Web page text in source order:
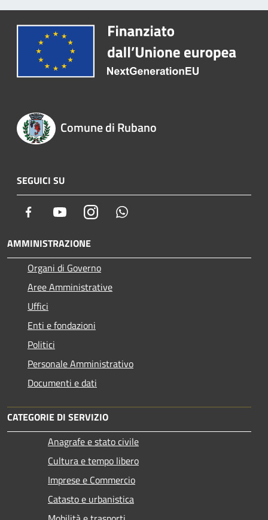
Comune di Rubano
SEGUICI SU
Facebook YoutubeInstagram
AMMINISTRAZIONE
Organi di Governo
Aree Amministrative
Uffici
Enti e fondazioni
Politici
Personale Amministrativo
Documenti e dati
CATEGORIE DI SERVIZIO
Anagrafe e stato civile
Cultura e tempo libero
Imprese e Commercio
Catasto e urbanistica